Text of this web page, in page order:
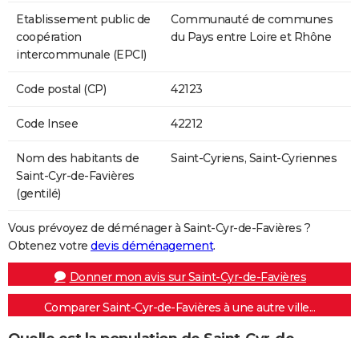
Etablissement public de
coopération
intercommunale (EPCI)
Communauté de communes
du Pays entre Loire et Rhône
Code postal (CP) 42123
Code Insee 42212
Nom des habitants de
Saint-Cyr-de-Favières
(gentilé)
Saint-Cyriens, Saint-Cyriennes
Vous prévoyez de déménager à Saint-Cyr-de-Favières ?
Obtenez votre devis déménagement.
Donner mon avis sur Saint-Cyr-de-Favières
Comparer Saint-Cyr-de-Favières à une autre ville...